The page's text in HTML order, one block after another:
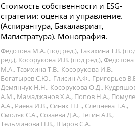
Стоимость собственности и ESG-
стратегии: оценка и управление.
(Аспирантура, Бакалавриат,
Магистратура). Монография.
Федотова М.А. (под ред.), Тазихина Т.В.
ред.), Косорукова И.В. (под ред.), Федотова
М.А., Тазихина Т.В., Косорукова И.В.,
Богатырев С.Ю., Глисин А.Ф., Григорьев
Демянчук Н.Н., Косорукова О.Д.,
А.М., Мамаджанов Х.А., Попов Н.А.,
А.А., Раева И.В., Синяк Н.Г., Слепнева Т.А.,
Смоляк С.А., Созаева Д.А., Тегин А.В.,
Тельминова Н.В., Шаров С.А.